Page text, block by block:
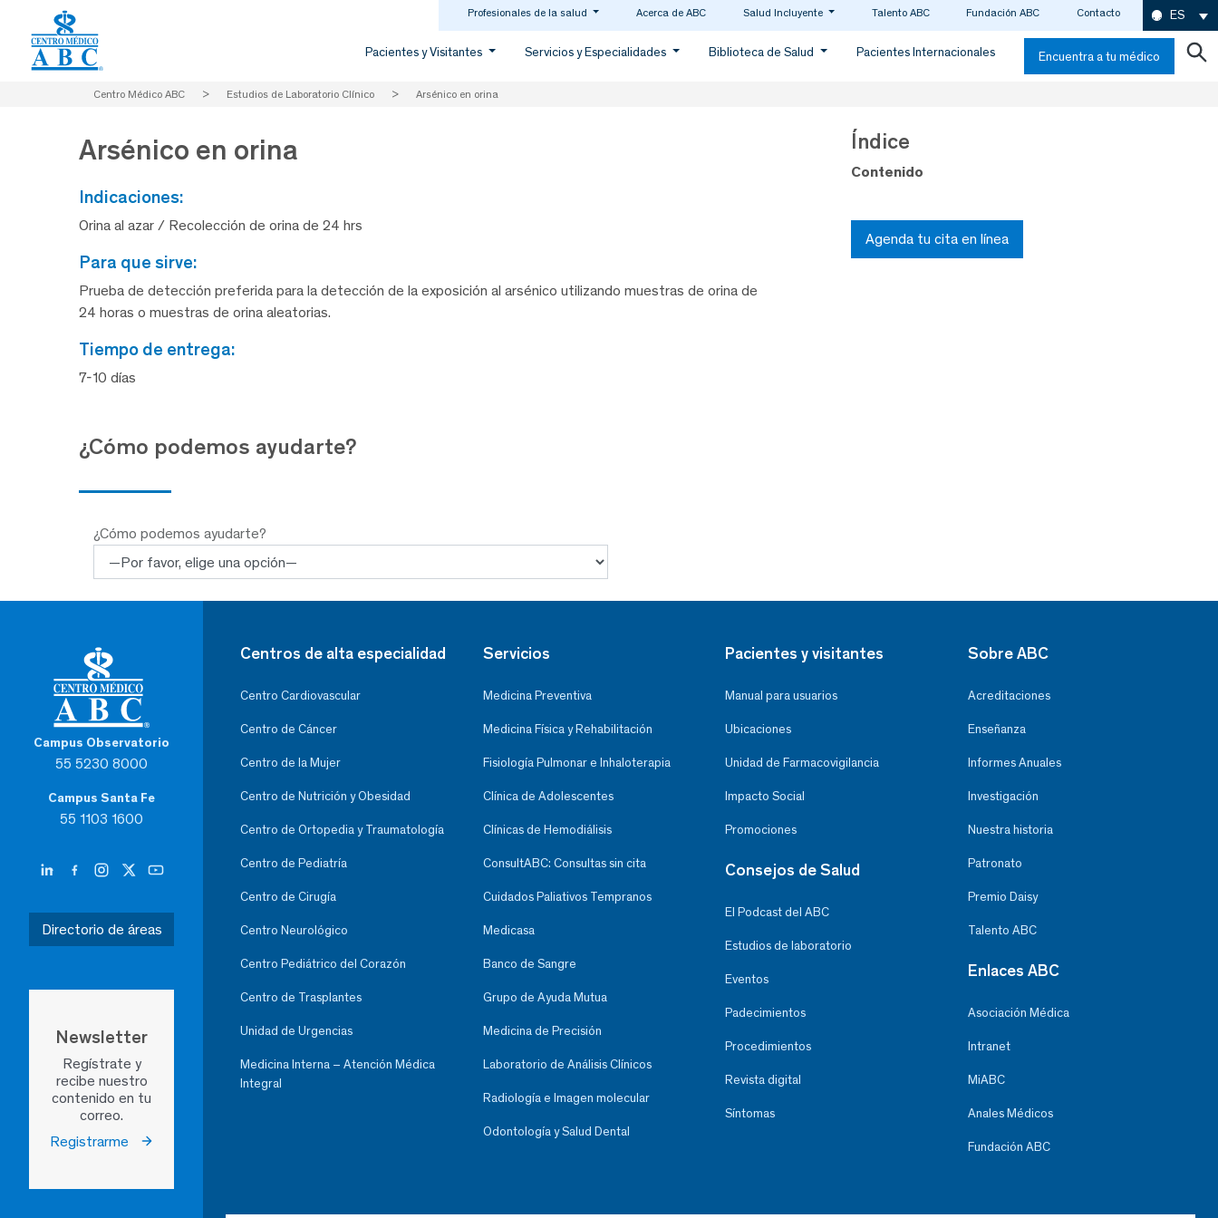
Profesionales de la salud Acerca de ABC Salud Incluyente Talento ABC Fundación ABC Contacto ES
Pacientes y Visitantes Servicios y Especialidades Biblioteca de Salud Pacientes Internacionales Encuentra a tu médico
Centro Médico ABC > Estudios de Laboratorio Clínico > Arsénico en orina
Arsénico en orina
indicaciones:
Orina al azar / Recolección de orina de 24 hrs
para que sirve:
Prueba de detección preferida para la detección de la exposición al arsénico utilizando muestras de orina de
24 horas o muestras de orina aleatorias.
tiempo de entrega:
7-10 días
¿Cómo podemos ayudarte?
¿Cómo podemos ayudarte?
Índice
Contenido
Agenda tu cita en línea
Campus Observatorio
55 5230 8000
Campus Santa Fe
55 1103 1600
Directorio de áreas
Newsletter
Regístrate y
recibe nuestro
contenido en tu
correo.
Registrarme
Centros de alta especialidad
Centro Cardiovascular
Centro de Cáncer
Centro de la Mujer
Centro de Nutrición y Obesidad
Centro de Ortopedia y Traumatología
Centro de Pediatría
Centro de Cirugía
Centro Neurológico
Centro Pediátrico del Corazón
Centro de Trasplantes
Unidad de Urgencias
Medicina Interna – Atención Médica
Integral
Servicios
Medicina Preventiva
Medicina Física y Rehabilitación
Fisiología Pulmonar e Inhaloterapia
Clínica de Adolescentes
Clínicas de Hemodiálisis
ConsultABC: Consultas sin cita
Cuidados Paliativos Tempranos
Medicasa
Banco de Sangre
Grupo de Ayuda Mutua
Medicina de Precisión
Laboratorio de Análisis Clínicos
Radiología e Imagen molecular
Odontología y Salud Dental
Pacientes y visitantes
Manual para usuarios
Ubicaciones
Unidad de Farmacovigilancia
Impacto Social
Promociones
Consejos de Salud
El Podcast del ABC
Estudios de laboratorio
Eventos
Padecimientos
Procedimientos
Revista digital
Síntomas
Sobre ABC
Acreditaciones
Enseñanza
Informes Anuales
Investigación
Nuestra historia
Patronato
Premio Daisy
Talento ABC
Enlaces ABC
Asociación Médica
Intranet
MiABC
Anales Médicos
Fundación ABC